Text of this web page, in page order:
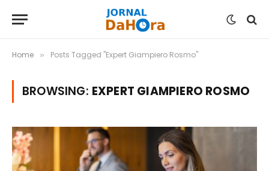
Home » Posts Tagged "Expert Giampiero Rosmo"
BROWSING: EXPERT GIAMPIERO ROSMO